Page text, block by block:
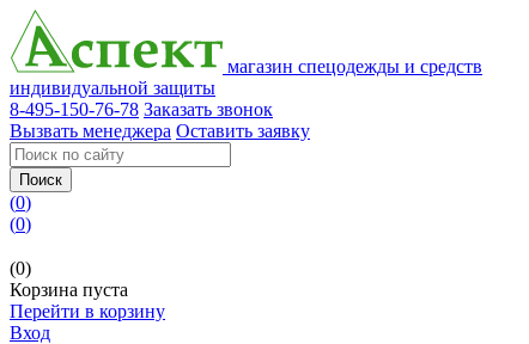
магазин спецодежды и средств
индивидуальной защиты
8-495-150-76-78 Заказать звонок
Вызвать менеджера Оставить заявку
Поиск
(0)
(0)
(0)
Корзина пуста
Перейти в корзину
Вход